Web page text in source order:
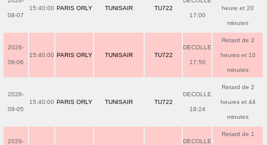
08-07
15:40:00 PARIS ORLY TUNISAIR TU722
17:00
heure et 20
minutes
2026-
08-06
15:40:00 PARIS ORLY TUNISAIR TU722
DECOLLE
17:50
Retard de 2
heures et 10
minutes
2026-
08-05
15:40:00 PARIS ORLY TUNISAIR TU722
DECOLLE
18:24
Retard de 2
heures et 44
minutes
2026- DECOLLE
Retard de 1